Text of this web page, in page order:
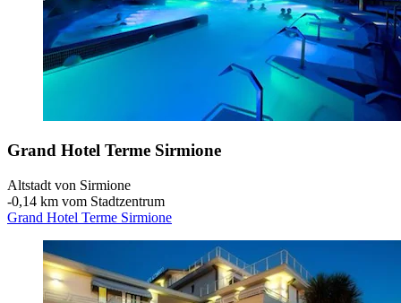
Grand Hotel Terme Sirmione
Altstadt von Sirmione
‐0,14 km vom Stadtzentrum
Grand Hotel Terme Sirmione